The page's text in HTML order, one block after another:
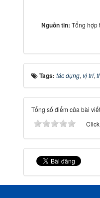
Nguồn tin:Tổng hợp
Tags: tác dụng, vị trí,
Tổng số điểm của bài